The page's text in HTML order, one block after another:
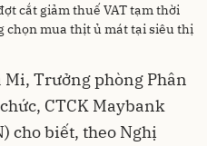
cắt giảm thuế VAT tạm thời
chọn mua thịt ủ mát tại siêu thị
Trưởng phòng Phân
CTCK Maybank
cho biết, theo Nghị